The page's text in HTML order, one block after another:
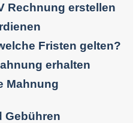
Rechnung erstellen
Fristen gelten?
erhalten
Mahnung
Gebühren